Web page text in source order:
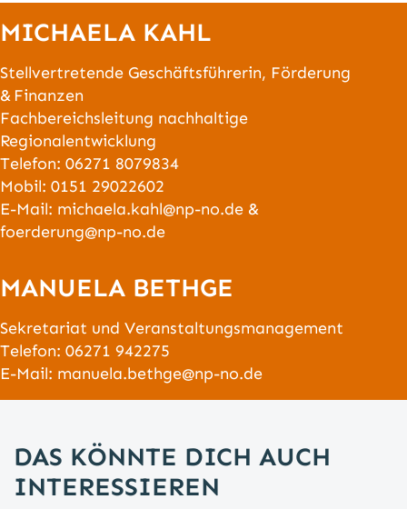
MICHAELA KAHL
Stellvertretende Geschäftsführerin, Förderung
& Finanzen
Fachbereichsleitung nachhaltige
Regionalentwicklung
Telefon: 06271 8079834
Mobil: 0151 29022602
E-Mail: michaela.kahl@np-no.de &
foerderung@np-no.de
MANUELA BETHGE
Sekretariat und Veranstaltungsmanagement
Telefon: 06271 942275
E-Mail: manuela.bethge@np-no.de
DAS KÖNNTE DICH AUCH
INTERESSIEREN